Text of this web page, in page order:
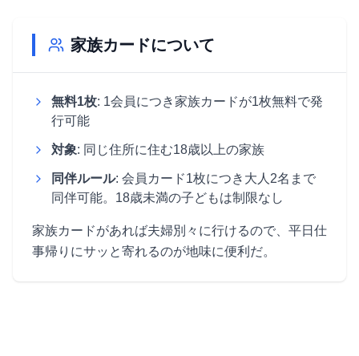
家族カードについて
無料1枚: 1会員につき家族カードが1枚無料で発
行可能
対象: 同じ住所に住む18歳以上の家族
同伴ルール: 会員カード1枚につき大人2名まで
同伴可能。18歳未満の子どもは制限なし
家族カードがあれば夫婦別々に行けるので、平日仕
事帰りにサッと寄れるのが地味に便利だ。